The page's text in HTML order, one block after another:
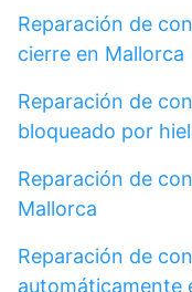
Reparación de
cierre en Mallorca
Reparación de
bloqueado por
Reparación de
Mallorca
Reparación de
automáticamente